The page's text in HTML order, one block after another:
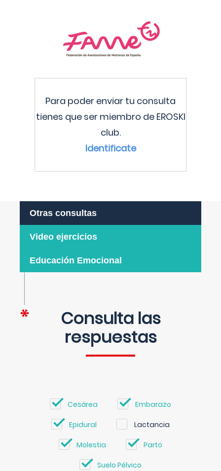
Para poder enviar tu consulta
tienes que ser miembro de EROSKI
club.
Identificate
Otras consultas
Video ejercicios
Educación Emocional
Consulta las
respuestas
Cesárea Embarazo
Epidural Lactancia
Molestia Parto
Suelo Pélvico